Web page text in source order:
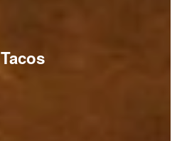
Tacos